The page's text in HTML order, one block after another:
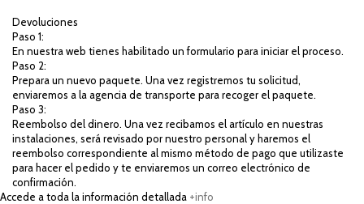
Devoluciones
Paso 1:
En nuestra web tienes habilitado un formulario para iniciar el proceso.
Paso 2:
Prepara un nuevo paquete. Una vez registremos tu solicitud,
enviaremos a la agencia de transporte para recoger el paquete.
Paso 3:
Reembolso del dinero. Una vez recibamos el artículo en nuestras
instalaciones, será revisado por nuestro personal y haremos el
reembolso correspondiente al mismo método de pago que utilizaste
para hacer el pedido y te enviaremos un correo electrónico de
confirmación.
Accede a toda la información detallada +info